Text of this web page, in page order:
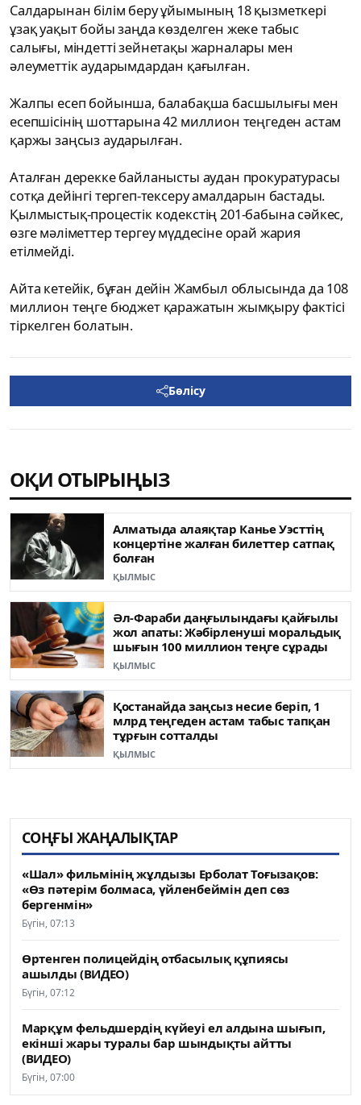
Салдарынан білім беру ұйымының 18 қызметкері
ұзақ уақыт бойы заңда көзделген жеке табыс
салығы, міндетті зейнетақы жарналары мен
әлеуметтік аударымдардан қағылған.
Жалпы есеп бойынша, балабақша басшылығы мен
есепшісінің шоттарына 42 миллион теңгеден астам
қаржы заңсыз аударылған.
Аталған дерекке байланысты аудан прокуратурасы
сотқа дейінгі тергеп-тексеру амалдарын бастады.
Қылмыстық-процестік кодекстің 201-бабына сәйкес,
өзге мәліметтер тергеу мүддесіне орай жария
етілмейді.
Айта кетейік, бұған дейін Жамбыл облысында да 108
миллион теңге бюджет қаражатын жымқыру фактісі
тіркелген болатын.
Бөлісу
ОҚИ ОТЫРЫҢЫЗ
Алматыда алаяқтар Канье Уэсттің
концертіне жалған билеттер сатпақ
болған
ҚЫЛМЫС
Әл-Фараби даңғылындағы қайғылы
жол апаты: Жәбірленуші моральдық
шығын 100 миллион теңге сұрады
ҚЫЛМЫС
Қостанайда заңсыз несие беріп, 1
млрд теңгеден астам табыс тапқан
тұрғын сотталды
ҚЫЛМЫС
СОҢҒЫ ЖАҢАЛЫҚТАР
«Шал» фильмінің жұлдызы Ерболат Тоғызақов:
«Өз пәтерім болмаса, үйленбеймін деп сөз
бергенмін»
Бүгін, 07:13
Өртенген полицейдің отбасылық құпиясы
ашылды (ВИДЕО)
Бүгін, 07:12
Марқұм фельдшердің күйеуі ел алдына шығып,
екінші жары туралы бар шындықты айтты
(ВИДЕО)
Бүгін, 07:00